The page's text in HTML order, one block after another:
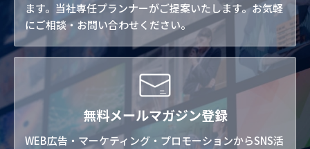
ます。当社専任プランナーがご提案いたします。お気軽
にご相談・お問い合わせください。
無料メールマガジン登録
WEB広告・マーケティング・プロモーションからSNS活